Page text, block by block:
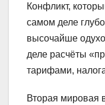
Конфликт,
самом деле
высочайше
деле расчёты
тарифами,
Вторая мировая